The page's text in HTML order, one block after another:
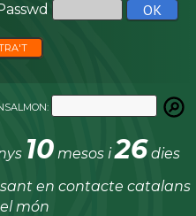
10 mesos i26 dies
en contacte catalans
món